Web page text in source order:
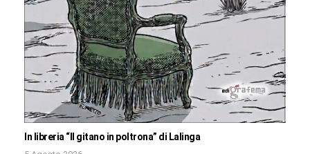
In libreria “Il gitano in poltrona” di Lalinga